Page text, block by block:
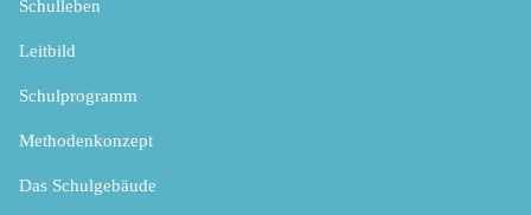
Schulleben
Leitbild
Schulprogramm
Methodenkonzept
Das Schulgebäude